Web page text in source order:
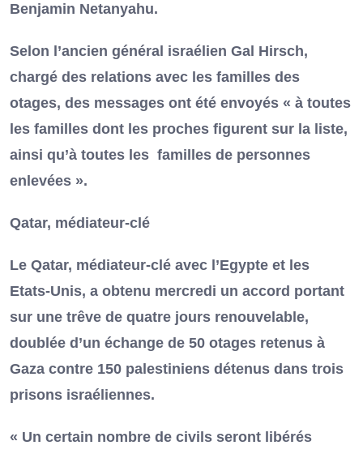
Benjamin Netanyahu.
Selon l’ancien général israélien Gal Hirsch,
chargé des relations avec les familles des
otages, des messages ont été envoyés « à toutes
les familles dont les proches figurent sur la liste,
ainsi qu’à toutes les familles de personnes
enlevées ».
Qatar, médiateur-clé
Le Qatar, médiateur-clé avec l’Egypte et les
Etats-Unis, a obtenu mercredi un accord portant
sur une trêve de quatre jours renouvelable,
doublée d’un échange de 50 otages retenus à
Gaza contre 150 palestiniens détenus dans trois
prisons israéliennes.
« Un certain nombre de civils seront libérés